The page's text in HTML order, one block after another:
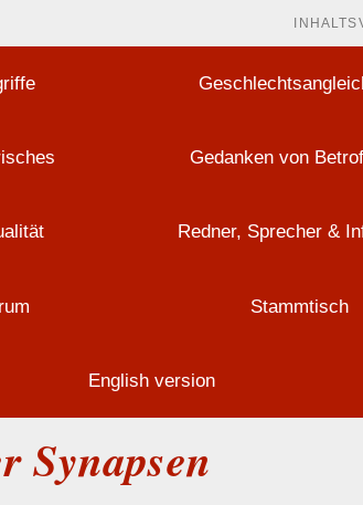
Gedanken von
Redner, Sprecher &
Stammtisch
English version
Synapsen